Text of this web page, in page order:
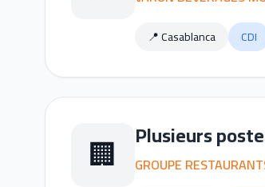
📍 Casablanca CDI
🏢 Plusieurs
GROUPE